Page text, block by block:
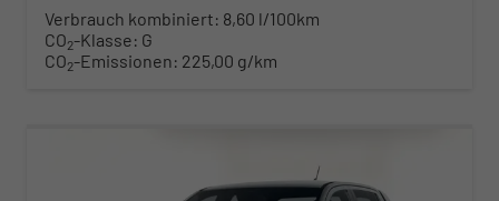
Verbrauch kombiniert: 8,60 l/100km
CO2-Klasse: G
CO2-Emissionen: 225,00 g/km